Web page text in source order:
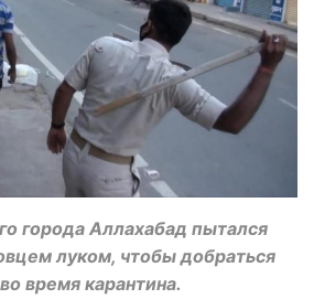
города Аллахабад пытался
луком, чтобы добраться
время карантина.